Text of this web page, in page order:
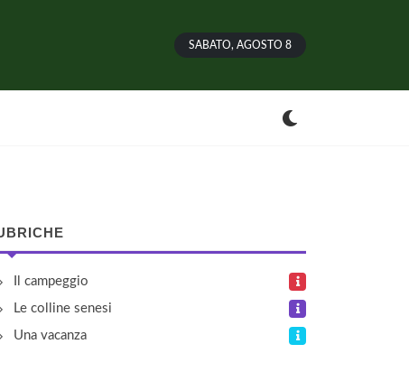
SABATO, AGOSTO 8
Il campeggio
Le colline senesi
Una vacanza